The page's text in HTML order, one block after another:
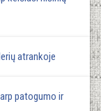
atrankoje
patogumo ir